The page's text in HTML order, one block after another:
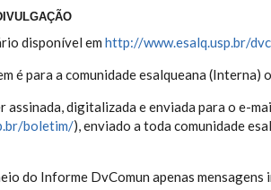
disponível em http://www.esalq.usp.br/
é para a comunidade esalqueana (Interna)
assinada, digitalizada e enviada para o e-
boletim/), enviado a toda comunidade
do Informe DvComun apenas